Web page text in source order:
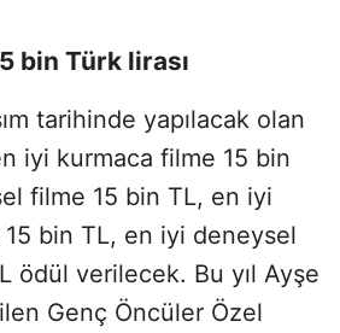
bin Türk lirası
tarihinde yapılacak olan
iyi kurmaca filme 15 bin
filme 15 bin TL, en iyi
bin TL, en iyi deneysel
ödül verilecek. Bu yıl Ayşe
Genç Öncüler Özel